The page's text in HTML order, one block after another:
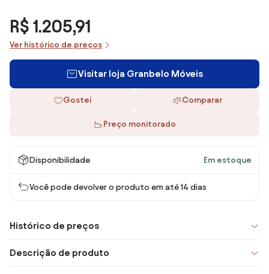
R$ 1.205,91
Ver histórico de preços
Visitar loja Granbelo Móveis
Gostei Comparar
Preço monitorado
Disponibilidade Em estoque
Você pode devolver o produto em até 14 dias
Histórico de preços
Descrição de produto